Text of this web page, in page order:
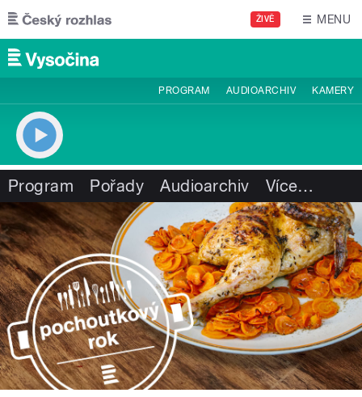
Přejít k hlavnímu obsahu
ŽIVĚ MENU
PROGRAM AUDIOARCHIV KAMERY
Program Pořady Audioarchiv Více…